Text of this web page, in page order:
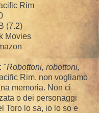
Rim
(7.2)
Movies
"Robottoni, robottoni,
Rim, non vogliamo
memoria. Non ci
o dei personaggi
Toro lo sa, io lo so e